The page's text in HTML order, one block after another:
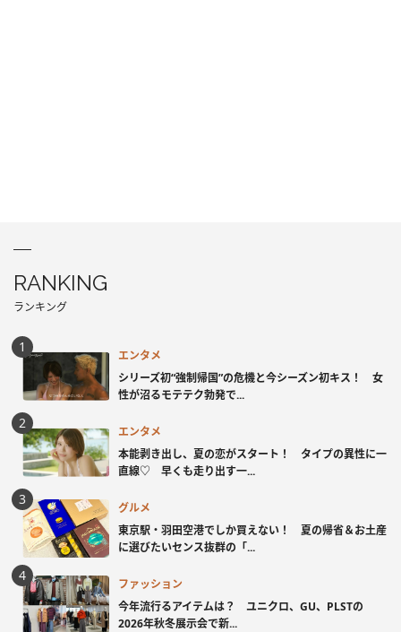
RANKING
ランキング
エンタメ
シリーズ初“強制帰国”の危機と今シーズン初キス！ 女
性が沼るモテテク勃発で...
エンタメ
本能剥き出し、夏の恋がスタート！ タイプの異性に一
直線♡ 早くも走り出す一...
グルメ
東京駅・羽田空港でしか買えない！ 夏の帰省＆お土産
に選びたいセンス抜群の「...
ファッション
今年流行るアイテムは？ ユニクロ、GU、PLSTの
2026年秋冬展示会で新...